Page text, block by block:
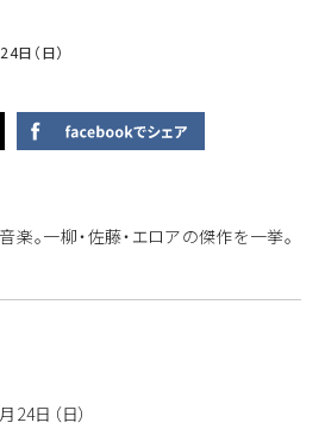
日（日）
。一柳・佐藤・エロアの傑作を一挙。
24日（日）